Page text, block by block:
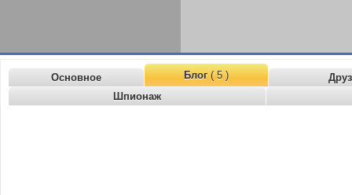
Основное Блог( 5 )
Шпионаж